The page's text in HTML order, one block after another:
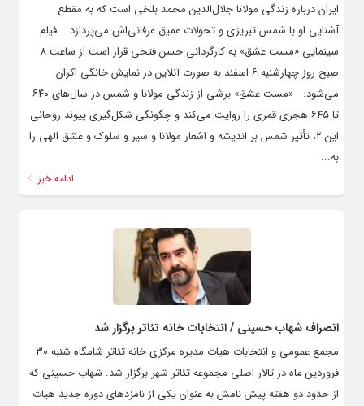
ایران درباره زندگی مولانا جلال‌الدین محمد بلخی است که به مقطع
آشنایی او با شمس تبریزی و تحولات عمیق عرفانی‌اش می‌پردازد. فیلم
سینمایی «مست عشق» به کارگردانی حسن فتحی قرار است از ساعت ۸
صبح روز چهارشنبه ۶ اسفند به صورت آنلاین در نمایش خانگی اکران
می‌شود. «مست عشق» برشی از زندگی مولانا و شمس در سال‌های ۶۴۰
تا ۶۴۵ هجری قمری را روایت می‌کند و چگونگی شکل‌گیری پیوند روحانی
این ۲، تأثیر شمس بر اندیشه و اشعار مولانا و سیر و سلوک و عشق الهی را
به...
ادامه خبر
انصراف شهاب حسینی / انتخابات خانه تئاتر برگزار شد
مجمع عمومی و انتخابات هیات مدیره مرکزی خانه تئاتر شامگاه شنبه ۳۰
فروردین ماه در تالار اصلی مجموعه تئاتر شهر برگزار شد. شهاب حسینی که
از حدود دو هفته پیش نامش به عنوان یکی از نامزدهای دوره جدید هیات